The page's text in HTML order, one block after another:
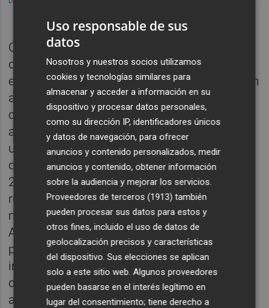
Cinco de ellas fueron creadas durante los
dos primeros meses posteriores a la
emergencia, mientras que el resto lo hicieron
a lo largo del presente ejercicio. Además,
cabe mencionar que en el listado figura la
asociación "Solo pueblo salva pueblo" con
una fecha de registro incorrecta, pues indica
que fue creada el 18 de diciembre de
2025. Un buen número de ellas han sido
registradas desde comienzos del pasado
mes de marzo, siendo la más reciente la
Asociación Armonía Valencia, inscrita hace
poco más de tres semanas y que, según
indica en su página web, está centrada en
dar apoyo emocional a la población
afectada.
Uso responsable de sus
datos
Nosotros y nuestros socios utilizamos
cookies y tecnologías similares para
almacenar y acceder a información en su
dispositivo y procesar datos personales,
como su dirección IP, identificadores únicos
y datos de navegación, para ofrecer
anuncios y contenido personalizados, medir
anuncios y contenido, obtener información
sobre la audiencia y mejorar los servicios.
Proveedores de terceros (1913) también
pueden procesar sus datos para estos y
otros fines, incluido el uso de datos de
geolocalización precisos y características
del dispositivo. Sus elecciones se aplican
solo a este sitio web. Algunos proveedores
pueden basarse en el interés legítimo en
lugar del consentimiento; tiene derecho a